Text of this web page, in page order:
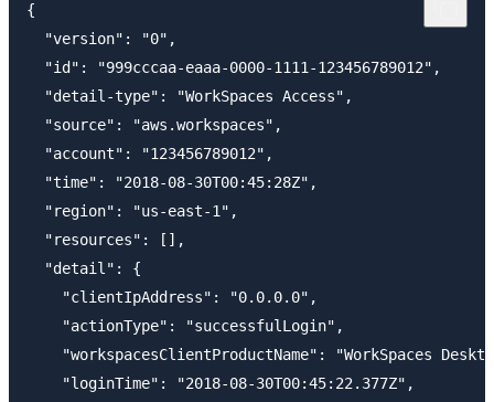
{
  "version": "0",
  "id": "999cccaa-eaaa-0000-1111-123456789012",
  "detail-type": "WorkSpaces Access",
  "source": "aws.workspaces",
  "account": "123456789012",
  "time": "2018-08-30T00:45:28Z",
  "region": "us-east-1",
  "resources": [],
  "detail": {
    "clientIpAddress": "0.0.0.0",
    "actionType": "successfulLogin",
"workspacesClientProductName": "WorkSpaces
    "loginTime": "2018-08-30T00:45:22.377Z",